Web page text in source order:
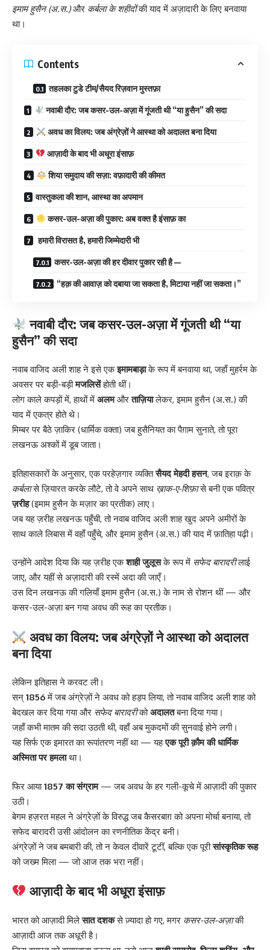
इमाम हुसैन (अ.स.)और कर्बला के शहीदोंकी याद में अज़ादारी के लिए बनवाया
था।
Contents
तहलका टुडे टीम/सैयद रिज़वान मुस्तफ़ा
नवाबी दौर: जब कसर-उल-अज़ा में गूंजती थी “या हुसैन” की सदा
अवध का विलय: जब अंग्रेज़ों ने आस्था को अदालत बना दिया
आज़ादी के बाद भी अधूरा इंसाफ़
शिया समुदाय की सज़ा: वफ़ादारी की कीमत
वास्तुकला की शान, आस्था का अपमान
कसर-उल-अज़ा की पुकार: अब वक्त है इंसाफ़ का
हमारी विरासत है, हमारी जिम्मेदारी भी
कसर-उल-अज़ा की हर दीवार पुकार रही है —
“हक़ की आवाज़ को दबाया जा सकता है, मिटाया नहीं जा सकता।”
नवाबी दौर: जब कसर-उल-अज़ा में गूंजती थी “या
हुसैन” की सदा
नवाब वाजिद अली शाह ने इसे एकइमामबाड़ाके रूप में बनवाया था, जहाँ मुहर्रम के
अवसर पर बड़ी-बड़ीमजलिसेंहोती थीं।
लोग काले कपड़ों में, हाथों में अलमऔरताज़ियालेकर, इमाम हुसैन (अ.स.) की
याद में एकत्र होते थे।
मिम्बर पर बैठे ज़ाकिर (धार्मिक वक्ता) जब हुसैनियत का पैग़ाम सुनाते, तो पूरा
लखनऊ अश्कों में डूब जाता।
इतिहासकारों के अनुसार, एक परहेज़गार व्यक्तिसैयद मेहदी हसन, जब इराक़ के
कर्बलासे ज़ियारत करके लौटे, तो वे अपने साथ ख़ाक-ए-शिफ़ासे बनी एक पवित्र
ज़रीह(इमाम हुसैन के मज़ार का प्रतीक) लाए।
जब यह ज़रीह लखनऊ पहुँची, तो नवाब वाजिद अली शाह खुद अपने अमीरों के
साथ काले लिबास में वहाँ पहुँचे, और इमाम हुसैन (अ.स.) की याद में फ़ातिहा पढ़ी।
उन्होंने आदेश दिया कि यह ज़रीह एकशाही जुलूसके रूप में सफेद बारादरीलाई
जाए, और यहीं से अज़ादारी की रस्में अदा की जाएँ।
उस दिन लखनऊ की गलियाँ इमाम हुसैन (अ.स.) के नाम से रोशन थीं — और
कसर-उल-अज़ा बन गया अवध की रूह का प्रतीक।
अवध का विलय: जब अंग्रेज़ों ने आस्था को अदालत
बना दिया
लेकिन इतिहास ने करवट ली।
सन् 1856में जब अंग्रेज़ों ने अवध को हड़प लिया, तो नवाब वाजिद अली शाह को
बेदखल कर दिया गया और सफेद बारादरीकोअदालतबना दिया गया।
जहाँ कभी मातम की सदा उठती थी, वहाँ अब मुकदमों की सुनवाई होने लगी।
यह सिर्फ एक इमारत का रूपांतरण नहीं था — यहएक पूरी क़ौम की धार्मिक
अस्मिता पर हमलाथा।
फिर आया1857 का संग्राम— जब अवध के हर गली-कूचे में आज़ादी की पुकार
उठी।
बेगम हज़रत महल ने अंग्रेज़ों के विरुद्ध जब कैसरबाग़ को अपना मोर्चा बनाया, तो
सफेद बारादरी उसी आंदोलन का रणनीतिक केंद्र बनी।
अंग्रेज़ों ने जब बमबारी की, तो न केवल दीवारें टूटीं, बल्कि एक पूरीसांस्कृतिक रूह
को जख्म मिला — जो आज तक भरा नहीं।
आज़ादी के बाद भी अधूरा इंसाफ़
भारत को आज़ादी मिलेसात दशकसे ज़्यादा हो गए, मगर कसर-उल-अज़ाकी
आज़ादी आज तक अधूरी है।